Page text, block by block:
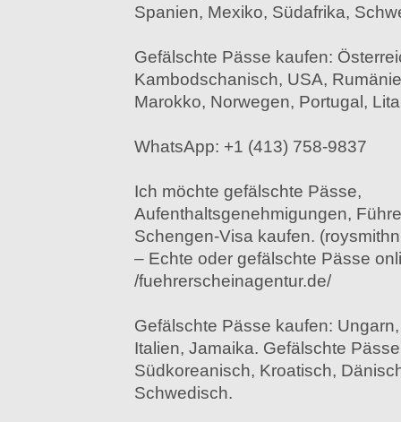
Spanien, Mexiko, Südafrika,
Gefälschte Pässe kaufen:
Kambodschanisch, USA,
Marokko, Norwegen, Portugal,
WhatsApp: +1 (413) 758-9837
Ich möchte gefälschte Pässe,
Aufenthaltsgenehmigungen,
Schengen-Visa kaufen.
– Echte oder gefälschte Pässe
/fuehrerscheinagentur.de/
Gefälschte Pässe kaufen:
Italien, Jamaika. Gefälschte
Südkoreanisch, Kroatisch,
Schwedisch.